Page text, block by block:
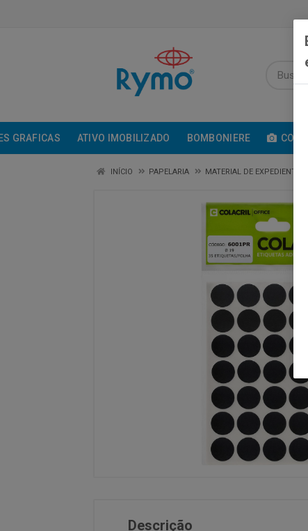
GRAFICAS ATIVO IMOBILIZADO BOMBONIERE
INÍCIO PAPELARIA MATERIAL DE EXPEDIENTE /
Descrição